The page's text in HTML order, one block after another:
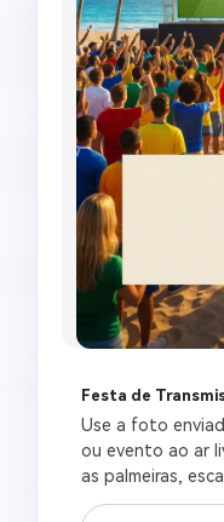
Festa de
Use a foto
ou evento ao ar
as palmeiras,
e atmosfera